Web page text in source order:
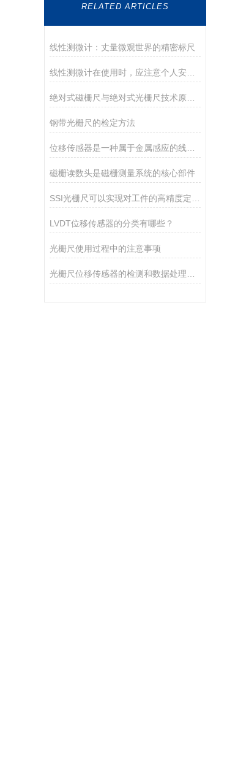
RELATED ARTICLES
线性测微计：丈量微观世界的精密标尺
线性测微计在使用时，应注意个人安全和设备安全
绝对式磁栅尺与绝对式光栅尺技术原理及区别
钢带光栅尺的检定方法
位移传感器是一种属于金属感应的线性器件
磁栅读数头是磁栅测量系统的核心部件
LVDT位移传感器的分类有哪些？
光栅尺使用过程中的注意事项